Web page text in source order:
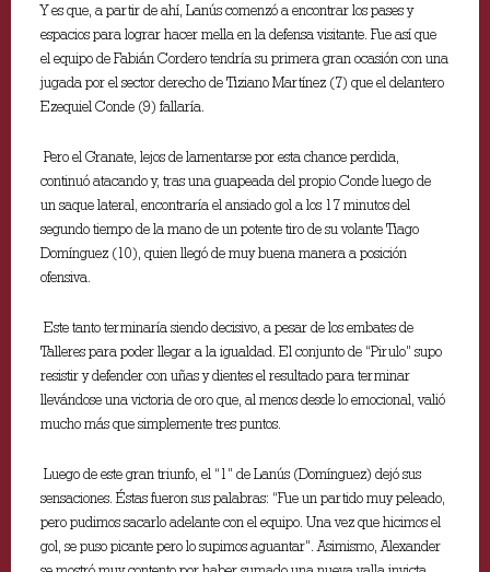
Y es que, a partir de ahí, Lanús comenzó a encontrar los pases y
espacios para lograr hacer mella en la defensa visitante. Fue así que
el equipo de Fabián Cordero tendría su primera gran ocasión con una
jugada por el sector derecho de Tiziano Martínez (7) que el delantero
Ezequiel Conde (9) fallaría.
Pero el Granate, lejos de lamentarse por esta chance perdida,
continuó atacando y, tras una guapeada del propio Conde luego de
un saque lateral, encontraría el ansiado gol a los 17 minutos del
segundo tiempo de la mano de un potente tiro de su volante Tiago
Domínguez (10), quien llegó de muy buena manera a posición
ofensiva.
Este tanto terminaría siendo decisivo, a pesar de los embates de
Talleres para poder llegar a la igualdad. El conjunto de “Pirulo” supo
resistir y defender con uñas y dientes el resultado para terminar
llevándose una victoria de oro que, al menos desde lo emocional, valió
mucho más que simplemente tres puntos.
Luego de este gran triunfo, el “1” de Lanús (Domínguez) dejó sus
sensaciones. Éstas fueron sus palabras: “Fue un partido muy peleado,
pero pudimos sacarlo adelante con el equipo. Una vez que hicimos el
gol, se puso picante pero lo supimos aguantar”. Asimismo, Alexander